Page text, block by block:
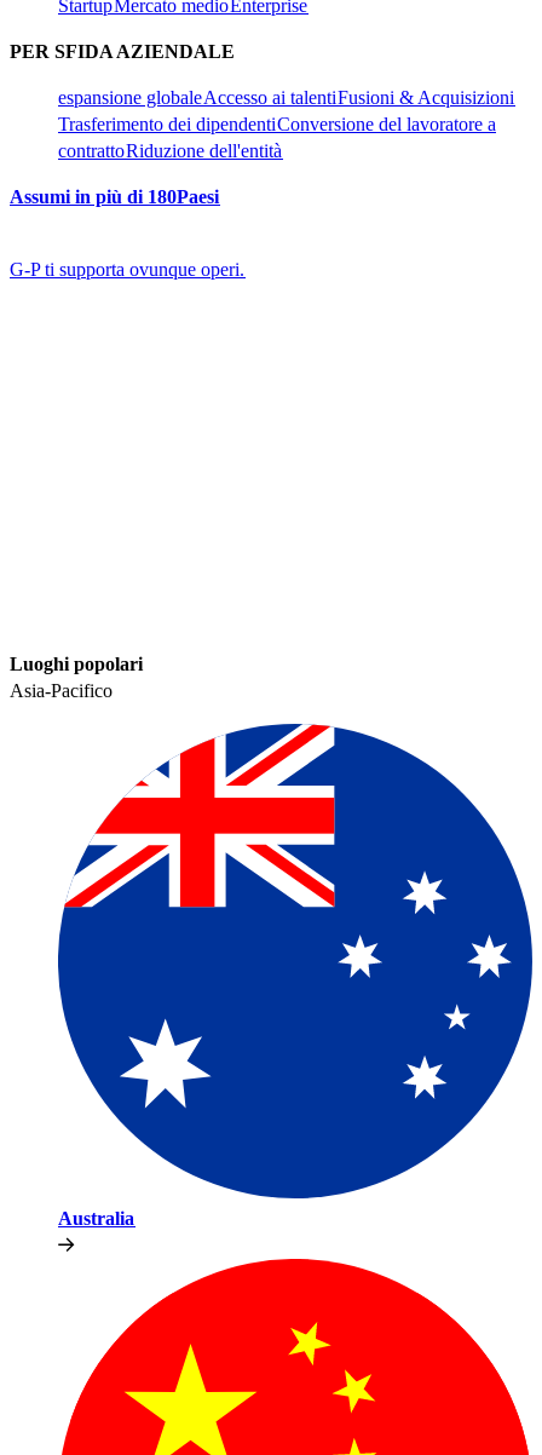
Startup​​Mercato medio​​ Enterprise​​
PER SFIDA AZIENDALE​​
espansione globale​​Accesso ai talenti​​Fusioni & Acquisizioni​​
Trasferimento dei dipendenti​​Conversione del lavoratore a
contratto​​Riduzione dell'entità​​
Assumi in più di 180Paesi​​
G-P ti supporta ovunque operi.​​
Luoghi popolari​​
Asia-Pacifico​​
Australia​​